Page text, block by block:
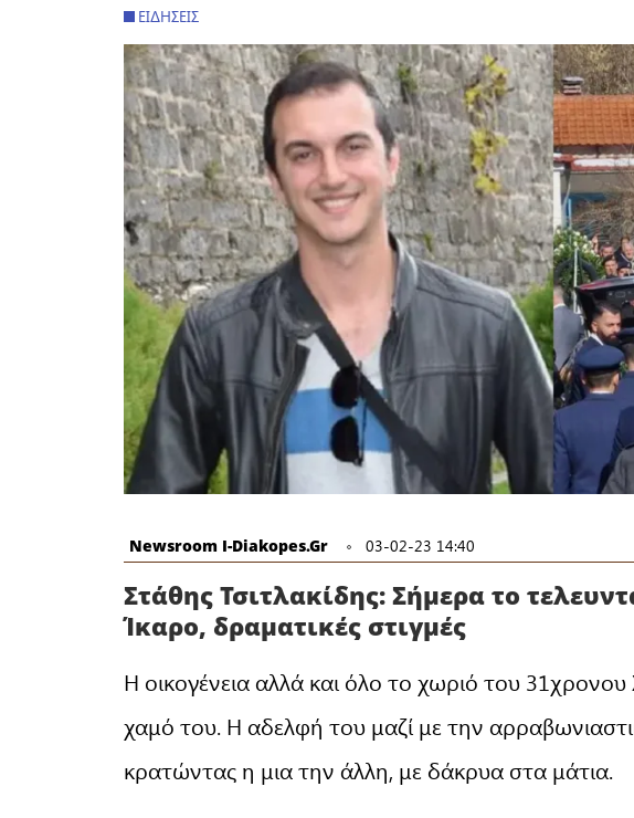
ΕΙΔΉΣΕΙΣ
Newsroom I-Diakopes.gr 03-02-23 14:40
Στάθης Τσιτλακίδης: Σήμερα το
Ίκαρο, δραματικές στιγμές
Η οικογένεια αλλά και όλο το χωριό του
χαμό του. Η αδελφή του μαζί με την
κρατώντας η μια την άλλη, με δάκρυα στα μάτια.